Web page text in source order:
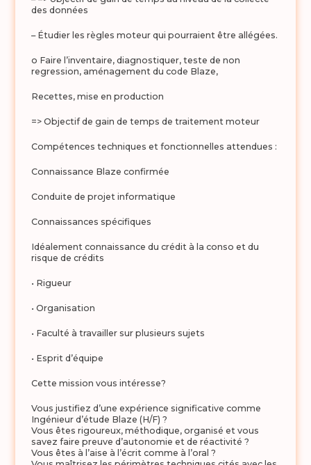
des données
– Étudier les règles moteur qui pourraient être allégées.
o Faire l’inventaire, diagnostiquer, teste de non
regression, aménagement du code Blaze,
Recettes, mise en production
=> Objectif de gain de temps de traitement moteur
Compétences techniques et fonctionnelles attendues :
Connaissance Blaze confirmée
Conduite de projet informatique
Connaissances spécifiques
Idéalement connaissance du crédit à la conso et du
risque de crédits
• Rigueur
• Organisation
• Faculté à travailler sur plusieurs sujets
• Esprit d’équipe
Cette mission vous intéresse?
Vous justifiez d’une expérience significative comme
Ingénieur d’étude Blaze (H/F) ?
Vous êtes rigoureux, méthodique, organisé et vous
savez faire preuve d’autonomie et de réactivité ?
Vous êtes à l’aise à l’écrit comme à l’oral ?